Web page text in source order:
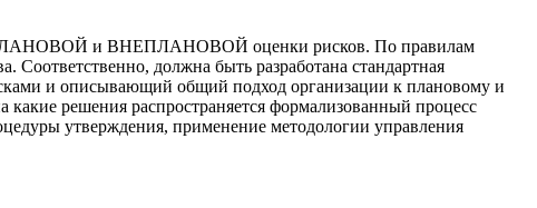
ПЛАНОВОЙ и ВНЕПЛАНОВОЙ оценки рисков. По правилам
Соответственно, должна быть разработана стандартная
и описывающий общий подход организации к плановому и
решения распространяется формализованный процесс
утверждения, применение методологии управления